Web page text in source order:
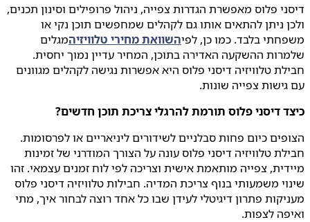
דיסני פלוס מאפשרת הגדרות צפייה, ניהול פרופילים וסינון תכנים,
ולכן ניתן להתאים אותו גם לקהלים שמחפשים תוכן נקי או
משפחתי בלבד. כמו כן, לפיהשוואת מחירי טלוויזיהמגלים
שלמרות ההשקעה האדירה בתוכן, המחיר עדיין נמוך יחסית.
חבילת טלוויזיה דיסני פלוס היא אפשרות נגישה לקהלים מגוונים
עם גישות צפייה שונות.
כיצד דיסני פלוס תורמת להרגלי צריכת תוכן חדשים?
הצופים כיום פחות סבלניים לשידורים ליניאריים או לפרסומות.
חבילת טלוויזיה דיסני פלוס עונה על הצורך המודרני של זמינות
מיידית, צפייה מותאמת אישית וצריכה לפי לוח זמנים עצמאי. זהו
שינוי משמעותי בנוף צריכת המדיה. חבילות טלוויזיה דיסני פלוס
מעניקות פתרון דיגיטלי לעידן שבו כל אחד רוצה לבחור איך, מתי
ואיפה לצפות.